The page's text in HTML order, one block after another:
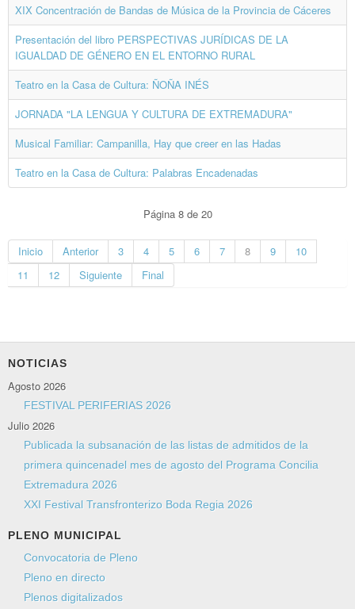
XIX Concentración de Bandas de Música de la Provincia de Cáceres
Presentación del libro PERSPECTIVAS JURÍDICAS DE LA
IGUALDAD DE GÉNERO EN EL ENTORNO RURAL
Teatro en la Casa de Cultura: ÑOÑA INÉS
JORNADA "LA LENGUA Y CULTURA DE EXTREMADURA"
Musical Familiar: Campanilla, Hay que creer en las Hadas
Teatro en la Casa de Cultura: Palabras Encadenadas
Página 8 de 20
Inicio Anterior 3 4 5 6 7 8 9
10
11
12 Siguiente Final
NOTICIAS
Agosto 2026
FESTIVAL PERIFERIAS 2026
Julio 2026
Publicada la subsanación de las listas de admitidos de la
primera quincenadel mes de agosto del Programa Concilia
Extremadura 2026
XXI Festival Transfronterizo Boda Regia 2026
PLENO MUNICIPAL
Convocatoria de Pleno
Pleno en directo
Plenos digitalizados